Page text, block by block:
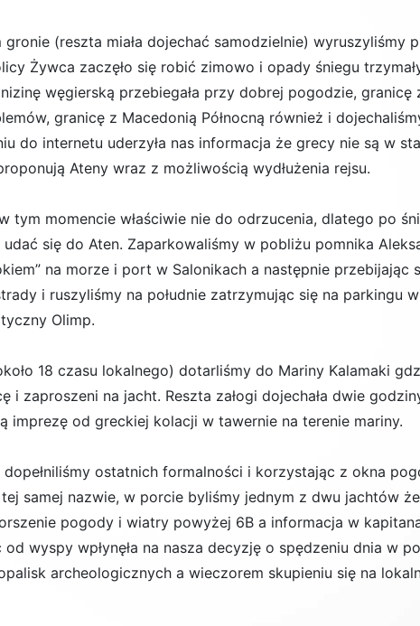
(reszta miała dojechać samodzielnie) wyruszyliśmy
Żywca zaczęło się robić zimowo i opady śniegu
węgierską przebiegała przy dobrej pogodzie,
granicę z Macedonią Północną również i
do internetu uderzyła nas informacja że grecy nie są w
Ateny wraz z możliwością wydłużenia rejsu.
tym momencie właściwie nie do odrzucenia, dlatego po
się do Aten. Zaparkowaliśmy w pobliżu pomnika
na morze i port w Salonikach a następnie przebijając
i ruszyliśmy na południe zatrzymując się na parkingu
Olimp.
18 czasu lokalnego) dotarliśmy do Mariny Kalamaki
i zaproszeni na jacht. Reszta załogi dojechała dwie
imprezę od greckiej kolacji w tawernie na terenie mariny.
dopełniliśmy ostatnich formalności i korzystając z okna
samej nazwie, w porcie byliśmy jednym z dwu jachtów
pogody i wiatry powyżej 6B a informacja w
od wyspy wpłynęła na nasza decyzję o spędzeniu dnia w
archeologicznych a wieczorem skupieniu się na